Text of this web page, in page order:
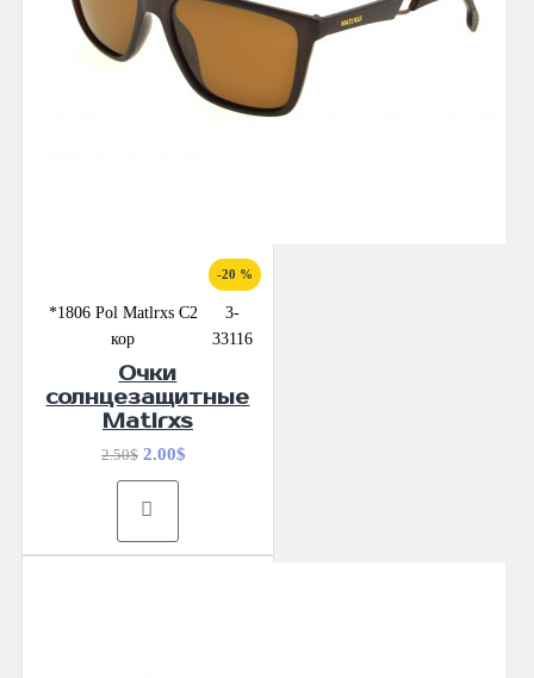
-20 %
*1806 Pol Matlrxs С2
кор
3-
33116
Очки
солнцезащитные
Matlrxs
2.50$ 2.00$